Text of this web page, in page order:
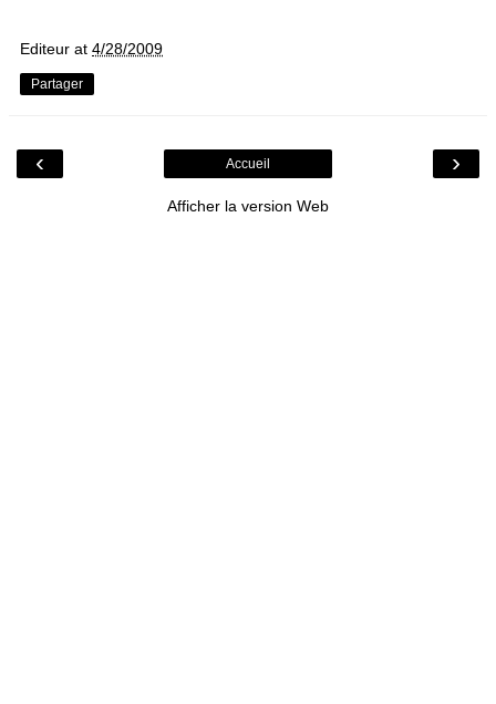
Editeur at 4/28/2009
Partager
‹ ›
Accueil
Afficher la version Web